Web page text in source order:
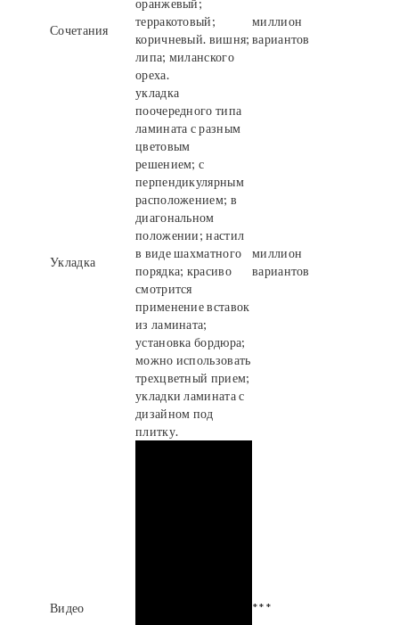
Сочетания
оранжевый;
терракотовый;
коричневый. вишня;
липа; миланского
ореха.
миллион
вариантов
Укладка
укладка
поочередного типа
ламината с разным
цветовым
решением; с
перпендикулярным
расположением; в
диагональном
положении; настил
в виде шахматного
порядка; красиво
смотрится
применение вставок
из ламината;
установка бордюра;
можно использовать
трехцветный прием;
укладки ламината с
дизайном под
плитку.
миллион
вариантов
Видео ***